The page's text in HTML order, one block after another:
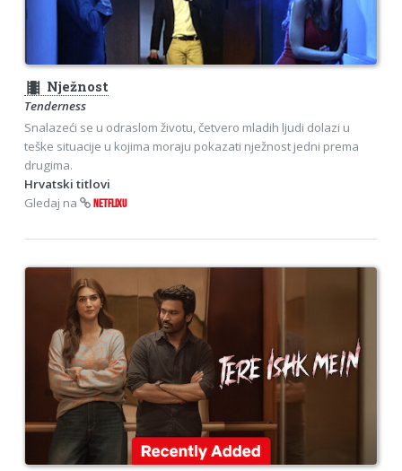
theaters Nježnost
Tenderness
Snalazeći se u odraslom životu, četvero mladih ljudi dolazi u
teške situacije u kojima moraju pokazati nježnost jedni prema
drugima.
Hrvatski titlovi
Gledaj na
NETFLIXU